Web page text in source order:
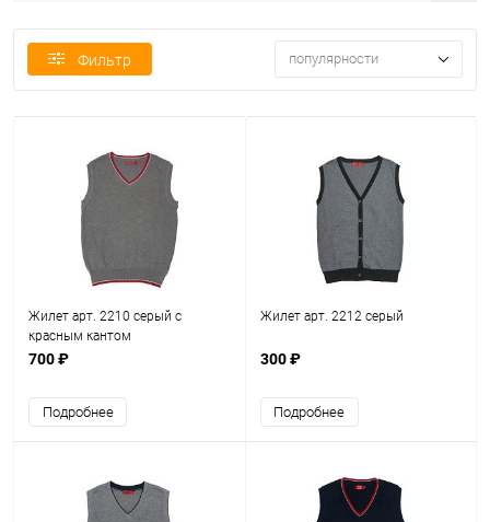
Фильтр популярности
Жилет арт. 2210 серый с
красным кантом
700 ₽
Подробнее
Жилет арт. 2212 серый
300 ₽
Подробнее